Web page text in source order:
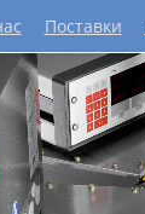
Поставки